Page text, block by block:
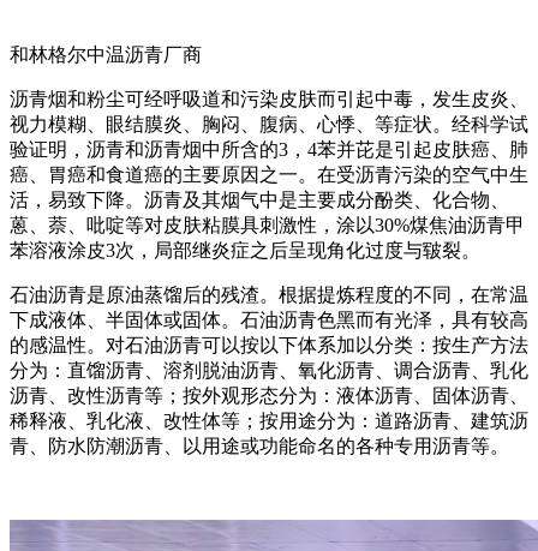
和林格尔中温沥青厂商
沥青烟和粉尘可经呼吸道和污染皮肤而引起中毒，发生皮炎、
视力模糊、眼结膜炎、胸闷、腹病、心悸、等症状。经科学试
验证明，沥青和沥青烟中所含的3，4苯并芘是引起皮肤癌、肺
癌、胃癌和食道癌的主要原因之一。在受沥青污染的空气中生
活，易致下降。沥青及其烟气中是主要成分酚类、化合物、
蒽、萘、吡啶等对皮肤粘膜具刺激性，涂以30%煤焦油沥青甲
苯溶液涂皮3次，局部继炎症之后呈现角化过度与皲裂。
石油沥青是原油蒸馏后的残渣。根据提炼程度的不同，在常温
下成液体、半固体或固体。石油沥青色黑而有光泽，具有较高
的感温性。对石油沥青可以按以下体系加以分类：按生产方法
分为：直馏沥青、溶剂脱油沥青、氧化沥青、调合沥青、乳化
沥青、改性沥青等；按外观形态分为：液体沥青、固体沥青、
稀释液、乳化液、改性体等；按用途分为：道路沥青、建筑沥
青、防水防潮沥青、以用途或功能命名的各种专用沥青等。